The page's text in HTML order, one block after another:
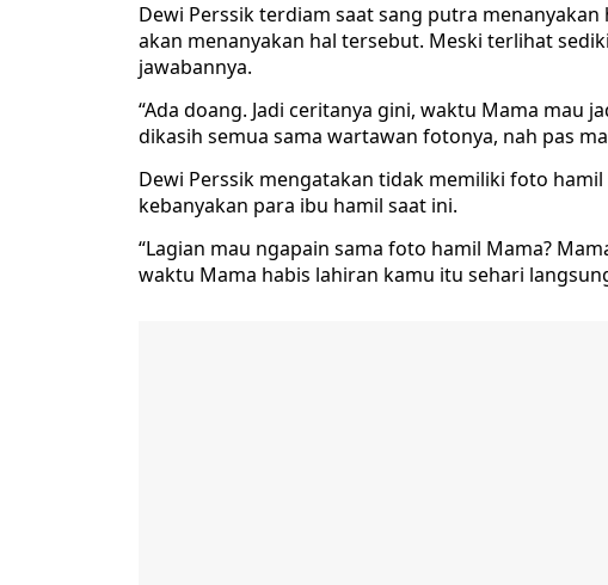
Dewi Perssik terdiam saat sang putra
akan menanyakan hal tersebut. Meski terlihat
jawabannya.
“Ada doang. Jadi ceritanya gini, waktu Mama mau
dikasih semua sama wartawan fotonya, nah pas
Dewi Perssik mengatakan tidak memiliki foto
kebanyakan para ibu hamil saat ini.
“Lagian mau ngapain sama foto hamil Mama?
waktu Mama habis lahiran kamu itu sehari